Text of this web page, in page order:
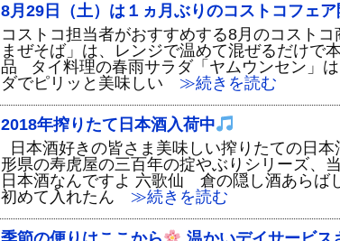
8月29日（土）は１ヵ月ぶりのコストコフェア
コストコ担当者がおすすめする8月のコスト
まぜそば」は、レンジで温めて混ぜるだけで
品 タイ料理の春雨サラダ「ヤムウンセン」
ダでピリッと美味しい ≫続きを読む
2018年搾りたて日本酒入荷中
日本酒好きの皆さま美味しい搾りたての日
形県の寿虎屋の三百年の掟やぶりシリーズ、
日本酒なんですよ 六歌仙 倉の隠し酒あらば
初めて入れたん ≫続きを読む